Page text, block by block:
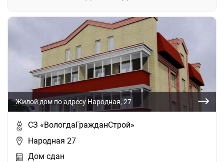
Жилой дом по адресу Народная, 27
СЗ «ВологдаГражданСтрой»
Народная 27
Дом сдан